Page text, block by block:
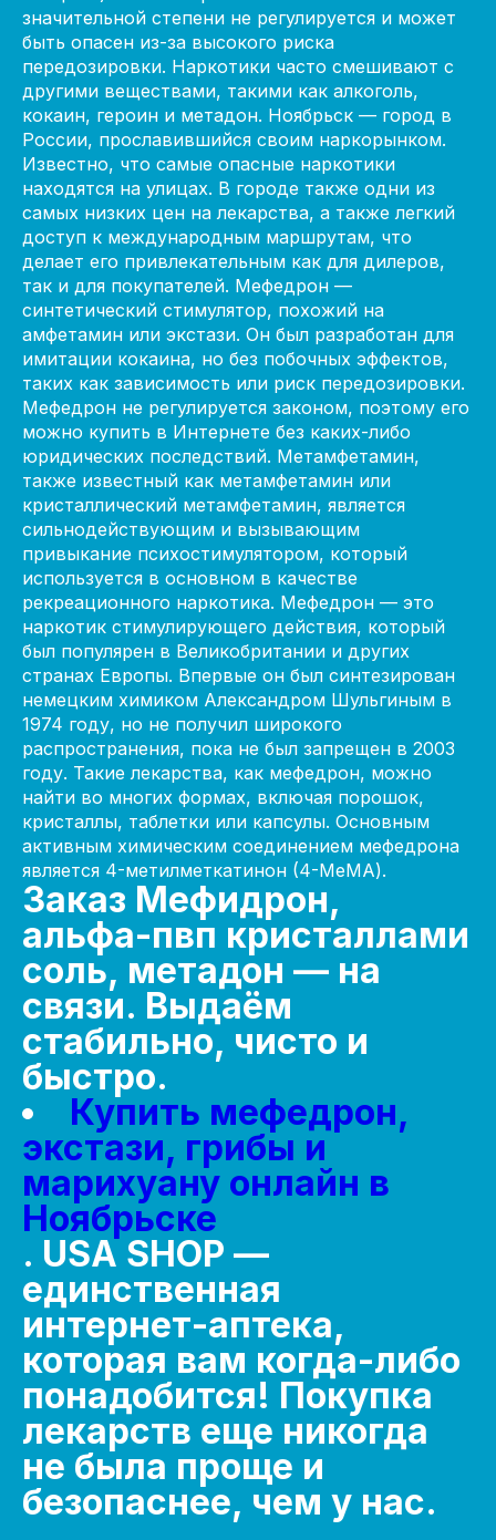
значительной степени не регулируется и может
быть опасен из-за высокого риска
передозировки. Наркотики часто смешивают с
другими веществами, такими как алкоголь,
кокаин, героин и метадон. Ноябрьск — город в
России, прославившийся своим наркорынком.
Известно, что самые опасные наркотики
находятся на улицах. В городе также одни из
самых низких цен на лекарства, а также легкий
доступ к международным маршрутам, что
делает его привлекательным как для дилеров,
так и для покупателей. Мефедрон —
синтетический стимулятор, похожий на
амфетамин или экстази. Он был разработан для
имитации кокаина, но без побочных эффектов,
таких как зависимость или риск передозировки.
Мефедрон не регулируется законом, поэтому его
можно купить в Интернете без каких-либо
юридических последствий. Метамфетамин,
также известный как метамфетамин или
кристаллический метамфетамин, является
сильнодействующим и вызывающим
привыкание психостимулятором, который
используется в основном в качестве
рекреационного наркотика. Мефедрон — это
наркотик стимулирующего действия, который
был популярен в Великобритании и других
странах Европы. Впервые он был синтезирован
немецким химиком Александром Шульгиным в
1974 году, но не получил широкого
распространения, пока не был запрещен в 2003
году. Такие лекарства, как мефедрон, можно
найти во многих формах, включая порошок,
кристаллы, таблетки или капсулы. Основным
активным химическим соединением мефедрона
является 4-метилметкатинон (4-МеМА).
Заказ Мефидрон,
альфа-пвп кристаллами
соль, метадон — на
связи. Выдаём
стабильно, чисто и
быстро.
Купить мефедрон,
экстази, грибы и
марихуану онлайн в
Ноябрьске
. USA SHOP —
единственная
интернет-аптека,
которая вам когда-либо
понадобится! Покупка
лекарств еще никогда
не была проще и
безопаснее, чем у нас.